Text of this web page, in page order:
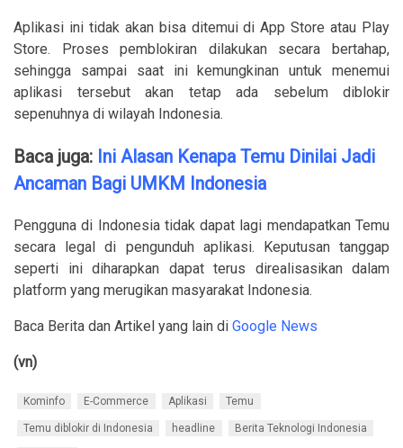
Aplikasi ini tidak akan bisa ditemui di App Store atau Play
Store. Proses pemblokiran dilakukan secara bertahap,
sehingga sampai saat ini kemungkinan untuk menemui
aplikasi tersebut akan tetap ada sebelum diblokir
sepenuhnya di wilayah Indonesia.
Baca juga: Ini Alasan Kenapa Temu Dinilai Jadi
Ancaman Bagi UMKM Indonesia
Pengguna di Indonesia tidak dapat lagi mendapatkan Temu
secara legal di pengunduh aplikasi. Keputusan tanggap
seperti ini diharapkan dapat terus direalisasikan dalam
platform yang merugikan masyarakat Indonesia.
Baca Berita dan Artikel yang lain di Google News
(vn)
Kominfo E-Commerce Aplikasi Temu
Temu diblokir di Indonesia headline Berita Teknologi Indonesia